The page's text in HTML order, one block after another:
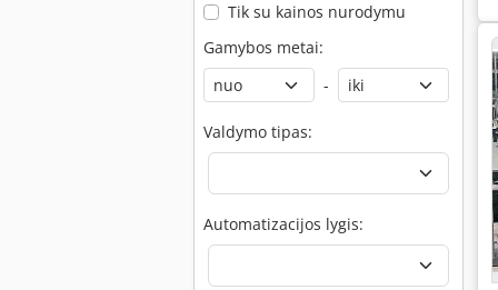
Tik su kainos nurodymu
Gamybos metai:
-
Valdymo tipas:
Automatizacijos lygis: